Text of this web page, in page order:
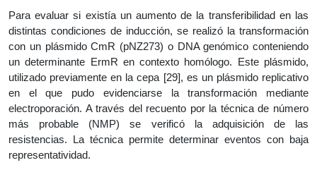
Para evaluar si existía un aumento de la transferibilidad en las
distintas condiciones de inducción, se realizó la transformación
con un plásmido CmR (pNZ273) o DNA genómico conteniendo
un determinante ErmR en contexto homólogo. Este plásmido,
utilizado previamente en la cepa [29], es un plásmido replicativo
en el que pudo evidenciarse la transformación mediante
electroporación. A través del recuento por la técnica de número
más probable (NMP) se verificó la adquisición de las
resistencias. La técnica permite determinar eventos con baja
representatividad.